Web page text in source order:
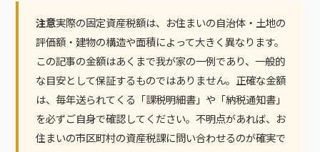
注意実際の固定資産税額は、お住まいの自治体・土地の
評価額・建物の構造や面積によって大きく異なります。
この記事の金額はあくまで我が家の一例であり、一般的
な目安として保証するものではありません。正確な金額
は、毎年送られてくる「課税明細書」や「納税通知書」
を必ずご自身で確認してください。不明点があれば、お
住まいの市区町村の資産税課に問い合わせるのが確実で